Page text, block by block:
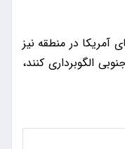
در منطقه نیز
الگوبرداری کنند،